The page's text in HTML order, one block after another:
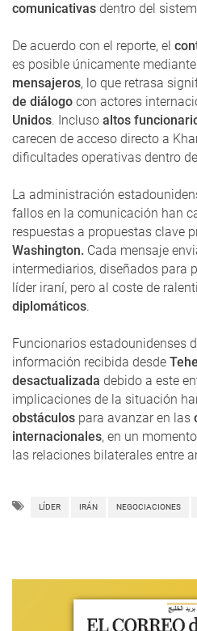
comunicativas dentro del
De acuerdo con el reporte, el
es posible únicamente
mensajeros, lo que retrasa
de diálogo con actores
Unidos. Incluso altos
carecen de acceso directo a
dificultades operativas dentro
La administración
fallos en la comunicación han
respuestas a propuestas clave
Washington. Cada mensaje
intermediarios, diseñados para
líder iraní, pero al coste de
diplomáticos.
Funcionarios estadounidenses
información recibida desde
desactualizada debido a este
implicaciones de la situación
obstáculos para avanzar en las
internacionales, en un
las relaciones bilaterales entre
LÍDER IRÁN NEGOCIACIONES